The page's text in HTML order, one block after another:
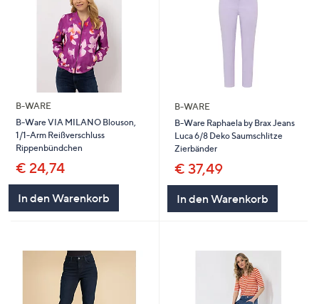
B-WARE
B-Ware VIA MILANO Blouson,
1/1-Arm Reißverschluss
Rippenbündchen
€ 24,74
In den Warenkorb
B-WARE
B-Ware Raphaela by Brax Jeans
Luca 6/8 Deko Saumschlitze
Zierbänder
€ 37,49
In den Warenkorb